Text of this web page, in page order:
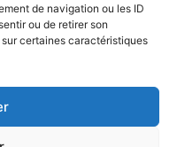
de navigation ou les ID
ou de retirer son
certaines caractéristiques
(hors juillet et août)
à 12h30 et de